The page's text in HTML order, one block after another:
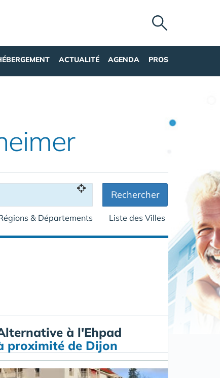
ACTUALITÉ AGENDA PROS
Rechercher
& Départements Liste des Villes
à l'Ehpad
proximité de Dijon